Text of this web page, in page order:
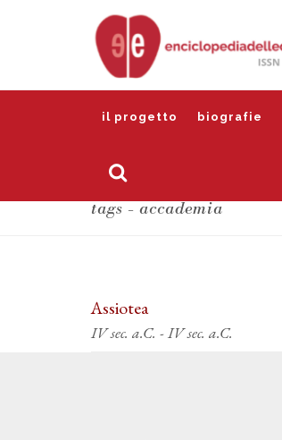
il progetto biografie
tags - accademia
Assiotea
IV sec. a.C. - IV sec. a.C.